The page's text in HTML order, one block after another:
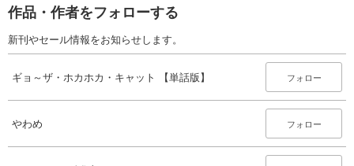
作品・作者をフォローする
新刊やセール情報をお知らせします。
ギョ～ザ・ホカホカ・キャット 【単話版】 フォロー
やわめ フォロー